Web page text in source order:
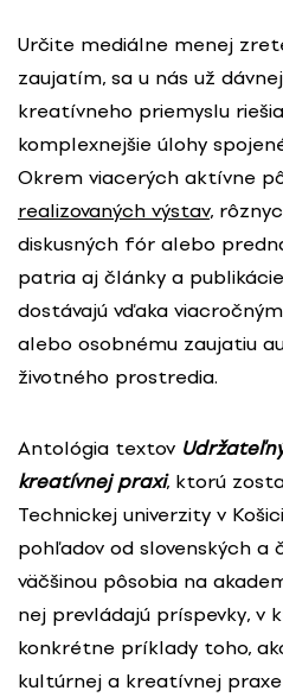
Určite mediálne menej
zaujatím, sa u nás už
kreatívneho priemyslu
komplexnejšie úlohy
Okrem viacerých aktívne
realizovaných výstav,
diskusných fór alebo
patria aj články a
dostávajú vďaka
alebo osobnému zaujatiu
životného prostredia.
Antológia textov
kreatívnej praxi, ktorú
Technickej univerzity v
pohľadov od slovenských a
väčšinou pôsobia na
nej prevládajú príspevky, v
konkrétne príklady toho,
kultúrnej a kreatívnej